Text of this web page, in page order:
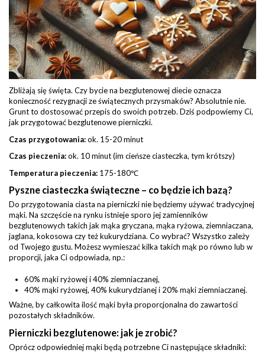
Zbliżają się święta. Czy bycie na bezglutenowej diecie oznacza
konieczność rezygnacji ze świątecznych przysmaków? Absolutnie nie.
Grunt to dostosować przepis do swoich potrzeb. Dziś podpowiemy Ci,
jak przygotować bezglutenowe pierniczki.
Czas przygotowania:ok. 15-20 minut
Czas pieczenia:ok. 10 minut (im cieńsze ciasteczka, tym krótszy)
Temperatura pieczenia: 175-180℃
Pyszne ciasteczka świąteczne – co będzie ich bazą?
Do przygotowania ciasta na pierniczki nie będziemy używać tradycyjnej
mąki. Na szczęście na rynku istnieje sporo jej zamienników
bezglutenowych takich jak mąka gryczana, mąka ryżowa, ziemniaczana,
jaglana, kokosowa czy też kukurydziana. Co wybrać? Wszystko zależy
od Twojego gustu. Możesz wymieszać kilka takich mąk po równo lub w
proporcji, jaka Ci odpowiada, np.:
60% mąki ryżowej i 40% ziemniaczanej,
40% mąki ryżowej, 40% kukurydzianej i 20% mąki ziemniaczanej.
Ważne, by całkowita ilość mąki była proporcjonalna do zawartości
pozostałych składników.
Pierniczki bezglutenowe: jak je zrobić?
Oprócz odpowiedniej mąki będą potrzebne Ci następujące składniki: